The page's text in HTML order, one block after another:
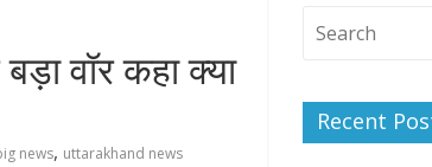
वॉर कहा क्या
news, uttarakhand news
Recent